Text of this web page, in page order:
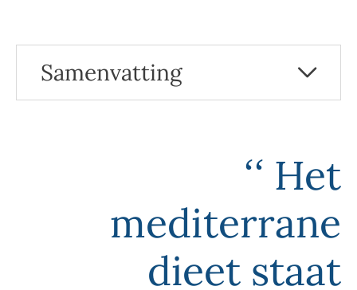
Samenvatting
De voordelen van het mediterrane dieet voor
Producten van dierlijke oorsprong
Andere sleutelelementen van het
mediterrane dieet?
Belangrijk om te onthouden
Het
mediterrane
dieet staat